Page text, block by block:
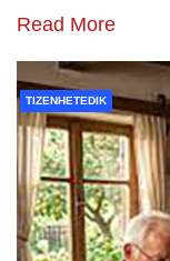
Read More
TIZENHETEDIK